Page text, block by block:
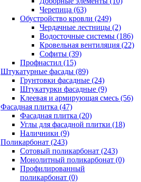
Черепица (63)
Обустройство кровли (249)
Чердачные лестницы (2)
Водосточные системы (186)
Кровельная вентиляция (22)
Cофиты (39)
Профнастил (15)
Штукатурные фасады (89)
Грунтовки фасадные (24)
Штукатурки фасадные (9)
Клеевая и армирующая смесь (56)
Фасадная плитка (47)
Фасадная плитка (20)
Углы для фасадной плитки (18)
Наличники (9)
Поликарбонат (243)
Сотовый поликарбонат (243)
Монолитный поликарбонат (0)
Профилированный
поликарбонат (0)